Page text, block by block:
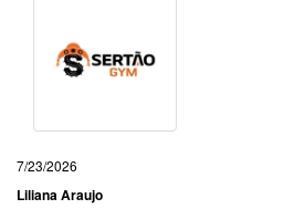
7/23/2026
Liliana Araujo